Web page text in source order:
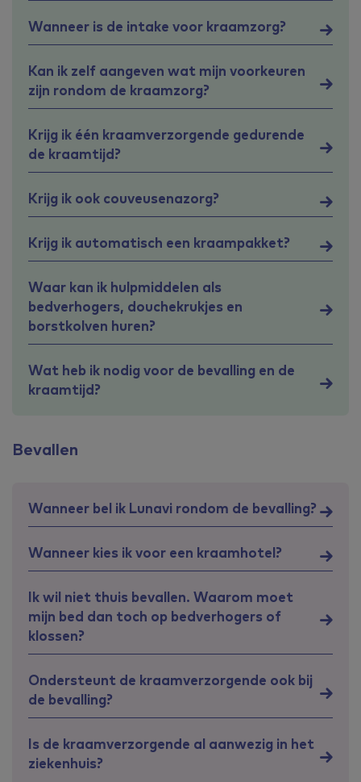
Wanneer is de intake voor kraamzorg?
Kan ik zelf aangeven wat mijn voorkeuren
zijn rondom de kraamzorg?
Krijg ik één kraamverzorgende gedurende
de kraamtijd?
Krijg ik ook couveusenazorg?
Krijg ik automatisch een kraampakket?
Waar kan ik hulpmiddelen als
bedverhogers, douchekrukjes en
borstkolven huren?
Wat heb ik nodig voor de bevalling en de
kraamtijd?
Bevallen
Wanneer bel ik Lunavi rondom de bevalling?
Wanneer kies ik voor een kraamhotel?
Ik wil niet thuis bevallen. Waarom moet
mijn bed dan toch op bedverhogers of
klossen?
Ondersteunt de kraamverzorgende ook bij
de bevalling?
Is de kraamverzorgende al aanwezig in het
ziekenhuis?